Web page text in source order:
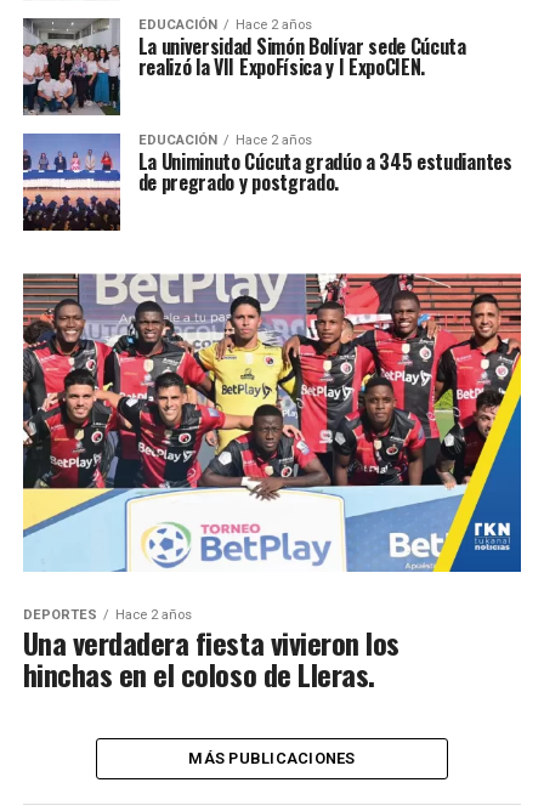
EDUCACIÓN Hace 2 años
La universidad Simón Bolívar sede Cúcuta
realizó la VII ExpoFísica y I ExpoCIEN.
EDUCACIÓN Hace 2 años
La Uniminuto Cúcuta gradúo a 345 estudiantes
de pregrado y postgrado.
DEPORTES Hace 2 años
Una verdadera fiesta vivieron los
hinchas en el coloso de Lleras.
MÁS PUBLICACIONES